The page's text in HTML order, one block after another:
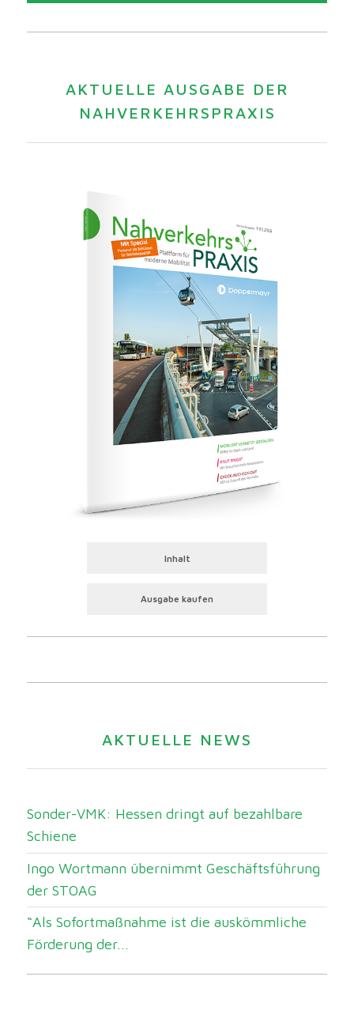
AKTUELLE AUSGABE DER
NAHVERKEHRSPRAXIS
Inhalt
Ausgabe kaufen
AKTUELLE NEWS
Sonder-VMK: Hessen dringt auf bezahlbare
Schiene
Ingo Wortmann übernimmt Geschäftsführung
der STOAG
“Als Sofortmaßnahme ist die auskömmliche
Förderung der...